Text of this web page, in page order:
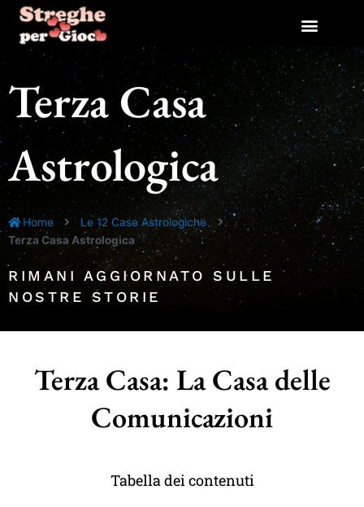
contenuto
Terza Casa
Astrologica
Home
Le 12 Case Astrologiche
Terza Casa Astrologica
RIMANI AGGIORNATO SULLE
NOSTRE STORIE
Terza Casa: La Casa delle
Comunicazioni
Tabella dei contenuti